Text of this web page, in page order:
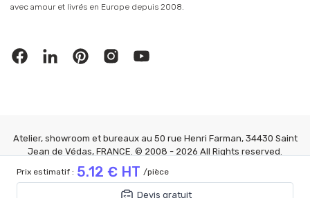
Prix estimatif : 5.12 € HT /pièce
Devis gratuit
avec amour et livrés en Europe depuis 2008.
Atelier, showroom et bureaux au 50 rue Henri Farman, 34430 Saint
Jean de Védas, FRANCE. © 2008 - 2026 All Rights reserved.
MAINGAUCHE®
Mention Légales|CGV|Confidentialité|FAQ|Gérer les cookies